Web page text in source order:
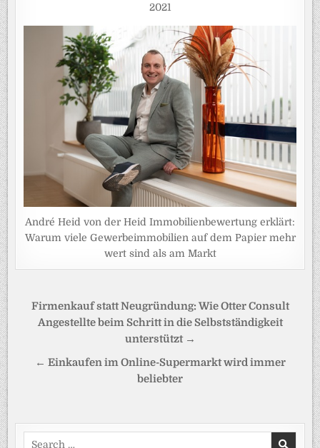
2021
André Heid von der Heid Immobilienbewertung erklärt:
Warum viele Gewerbeimmobilien auf dem Papier mehr
wert sind als am Markt
Beitragsnavigation
Firmenkauf statt Neugründung: Wie Otter Consult
Angestellte beim Schritt in die Selbstständigkeit
unterstützt →
← Einkaufen im Online-Supermarkt wird immer
beliebter
Search